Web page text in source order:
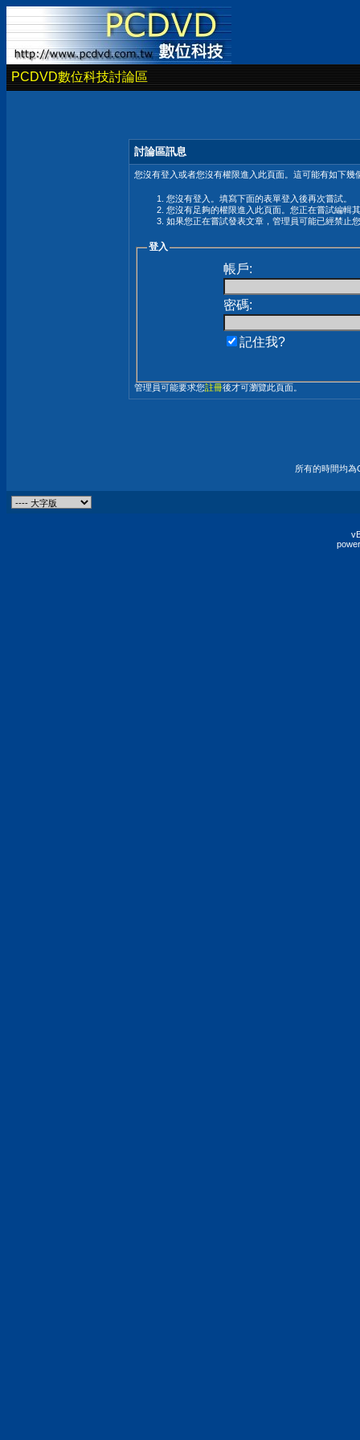
PCDVD數位科技討論區
討論區訊息
您沒有登入或者您沒有權限進入此頁面。這可能有如下幾
您沒有登入。填寫下面的表單登入後再次嘗試。
您沒有足夠的權限進入此頁面。您正在嘗試編輯
如果您正在嘗試發表文章，管理員可能已經禁止
登入
帳戶:
密碼:
記住我?
管理員可能要求您註冊後才可瀏覽此頁面。
所有的時間均為